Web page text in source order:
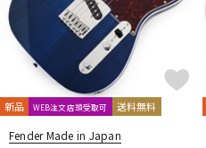
新品 WEB注文店頭受取可 送料無料
Fender Made in Japan